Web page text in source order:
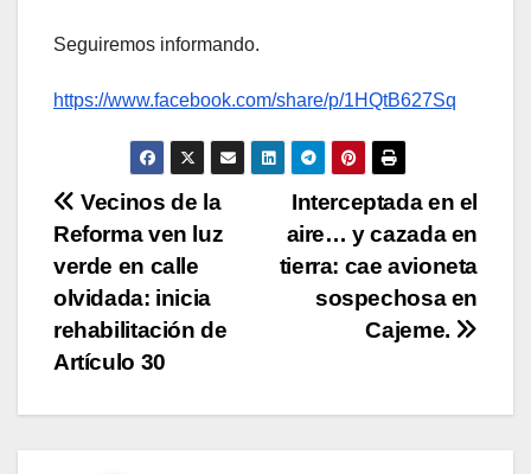
Seguiremos informando.
https://www.facebook.com/share/p/1HQtB627Sq
N
a
v
e
g
Interceptada en el
aire… y cazada en
tierra: cae avioneta
sospechosa en
Cajeme.
Vecinos de la
Reforma ven luz
verde en calle
olvidada: inicia
rehabilitación de
Artículo 30